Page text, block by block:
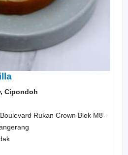
Cipondoh
Rukan Crown Blok M8-